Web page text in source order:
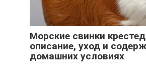
Морские свинки
описание, уход и
домашних условиях